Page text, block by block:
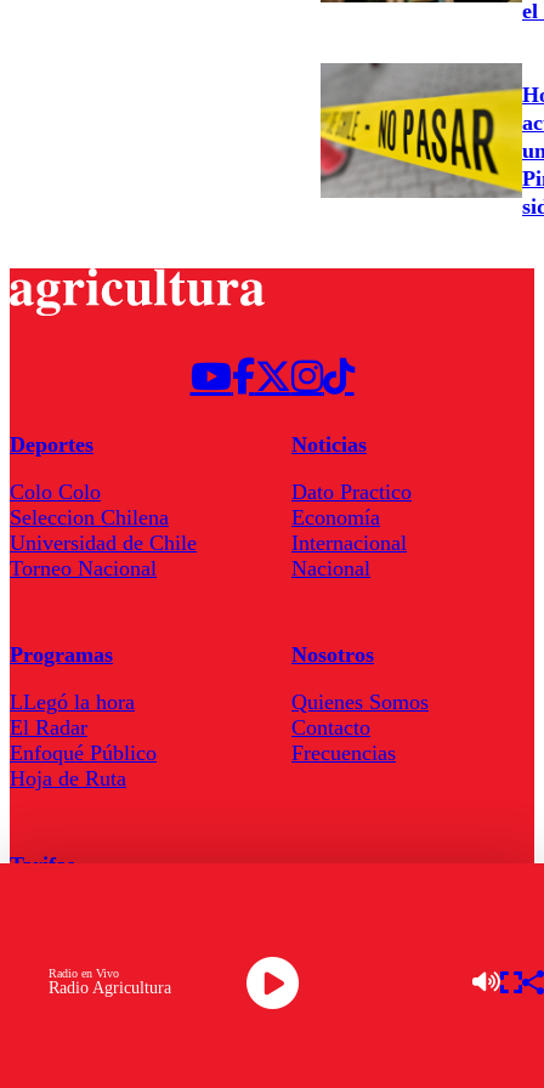
el
Radio Agricultura
Radio en Vivo
Deportes
Colo Colo
Seleccion Chilena
Universidad de Chile
Torneo Nacional
Noticias
Dato Practico
Economía
Internacional
Nacional
Programas
LLegó la hora
El Radar
Enfoqué Público
Hoja de Ruta
Nosotros
Quienes Somos
Contacto
Frecuencias
Tarifas